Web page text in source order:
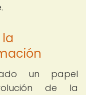
un papel
de la